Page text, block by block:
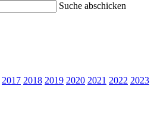
Suche abschicken
2017 2018 2019 2020 2021 2022 2023